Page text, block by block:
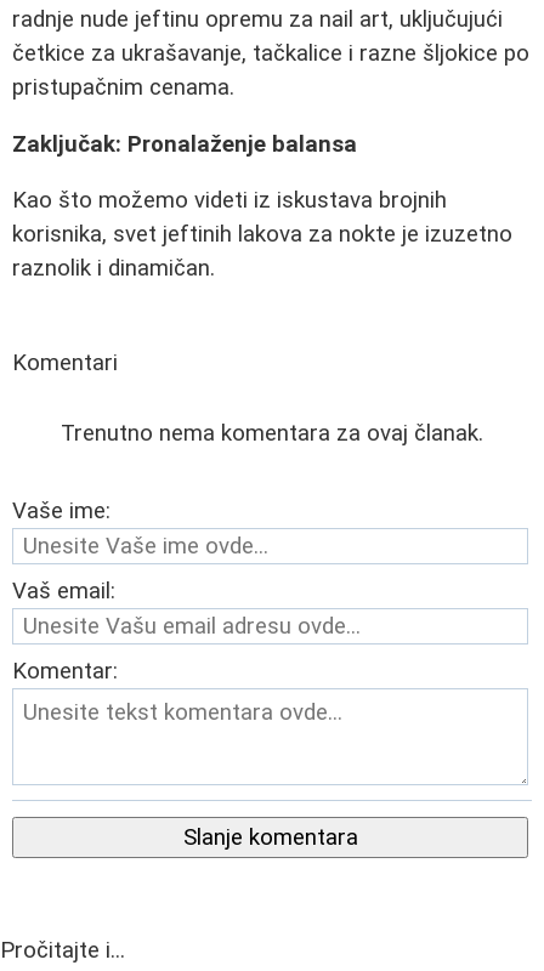
radnje nude jeftinu opremu za nail art, uključujući
četkice za ukrašavanje, tačkalice i razne šljokice po
pristupačnim cenama.
Zaključak: Pronalaženje balansa
Kao što možemo videti iz iskustava brojnih
korisnika, svet jeftinih lakova za nokte je izuzetno
raznolik i dinamičan.
Komentari
Trenutno nema komentara za ovaj članak.
Vaše ime:
Vaš email:
Komentar:
Slanje komentara
Pročitajte i...